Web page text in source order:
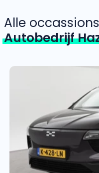
Alle
Autobedrijf